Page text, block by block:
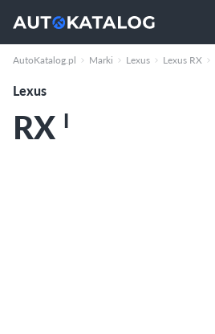
AutoKatalog.pl Marki Lexus Lexus RX
Lexus
RX I